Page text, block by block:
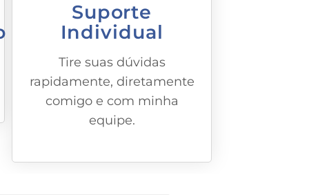
Suporte
Individual
Tire suas dúvidas
rapidamente, diretamente
comigo e com minha
equipe.